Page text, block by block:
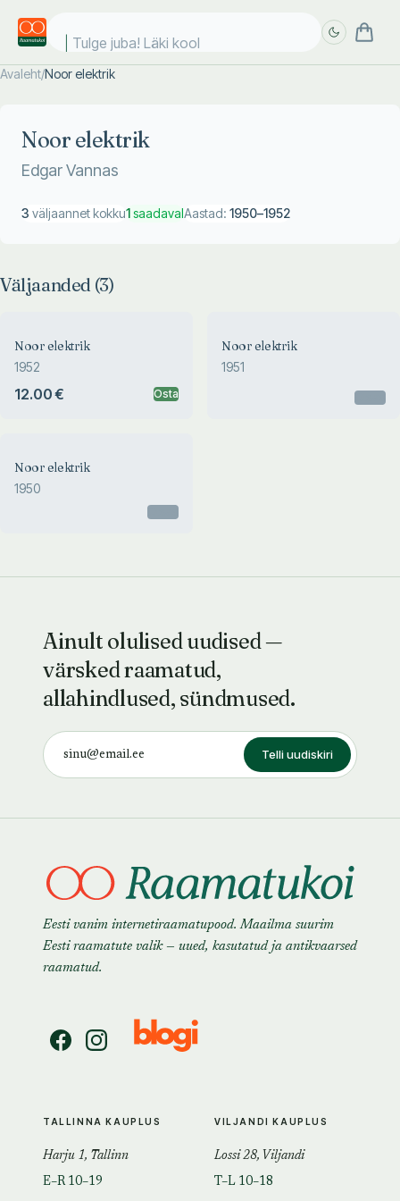
Tulge juba! Läki kooli
Avaleht/Noor elektrik
Noor elektrik
Edgar Vannas
3 väljaannet kokku1saadavalAastad: 1950–1952
Väljaanded (3)
Noor elektrik
1952
12.00 € Osta
Noor elektrik
1951
Noor elektrik
1950
Ainult olulised uudised —
värsked raamatud,
allahindlused, sündmused.
Telli uudiskiri
Eesti vanim internetiraamatupood. Maailma suurim
Eesti raamatute valik — uued, kasutatud ja antikvaarsed
raamatud.
TALLINNA KAUPLUS
Harju 1, Tallinn
E–R 10–19
VILJANDI KAUPLUS
Lossi 28, Viljandi
T–L 10–18